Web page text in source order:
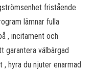
fristående
lämnar fulla
, incitament och
garantera välbärgad
hyra du njuter enarmad